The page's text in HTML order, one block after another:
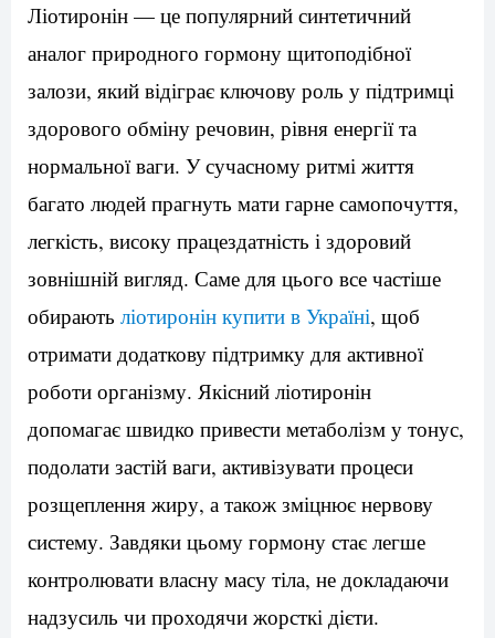
Ліотиронін — це популярний синтетичний
аналог природного гормону щитоподібної
залози, який відіграє ключову роль у підтримці
здорового обміну речовин, рівня енергії та
нормальної ваги. У сучасному ритмі життя
багато людей прагнуть мати гарне самопочуття,
легкість, високу працездатність і здоровий
зовнішній вигляд. Саме для цього все частіше
обирають ліотиронін купити в Україні, щоб
отримати додаткову підтримку для активної
роботи організму. Якісний ліотиронін
допомагає швидко привести метаболізм у тонус,
подолати застій ваги, активізувати процеси
розщеплення жиру, а також зміцнює нервову
систему. Завдяки цьому гормону стає легше
контролювати власну масу тіла, не докладаючи
надзусиль чи проходячи жорсткі дієти.